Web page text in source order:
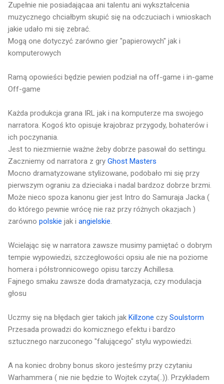
Zupełnie nie posiadającaa ani talentu ani wykształcenia
muzycznego chciałbym skupić się na odczuciach i wnioskach
jakie udało mi się zebrać.
Mogą one dotyczyć zarówno gier "papierowych" jak i
komputerowych
Ramą opowieści będzie pewien podział na off-game i in-game
Off-game
Każda produkcja grana IRL jak i na komputerze ma swojego
narratora. Kogoś kto opisuje krajobraz przygody, bohaterów i
ich poczynania.
Jest to niezmiernie ważne żeby dobrze pasował do settingu.
Zaczniemy od narratora z gry Ghost Masters
Mocno dramatyzowane stylizowane, podobało mi się przy
pierwszym ograniu za dzieciaka i nadal bardzoz dobrze brzmi.
Może nieco spoza kanonu gier jest Intro do Samuraja Jacka (
do którego pewnie wrócę nie raz przy różnych okazjach )
zarówno polskie jak i angielskie
Wcielając się w narratora zawsze musimy pamiętać o dobrym
tempie wypowiedzi, szczegłowości opsiu ale nie na poziome
homera i półstronnicowego opisu tarczy Achillesa.
Fajnego smaku zawsze doda dramatyzacja, czy modulacja
głosu
Uczmy się na błędach gier takich jak Killzone czy Soulstorm
Przesada prowadzi do komicznego efektu i bardzo
sztucznego narzuconego "falującego" stylu wypowiedzi.
A na koniec drobny bonus skoro jesteśmy przy czytaniu
Warhammera ( nie nie będzie to Wojtek czyta(..)). Przykładem